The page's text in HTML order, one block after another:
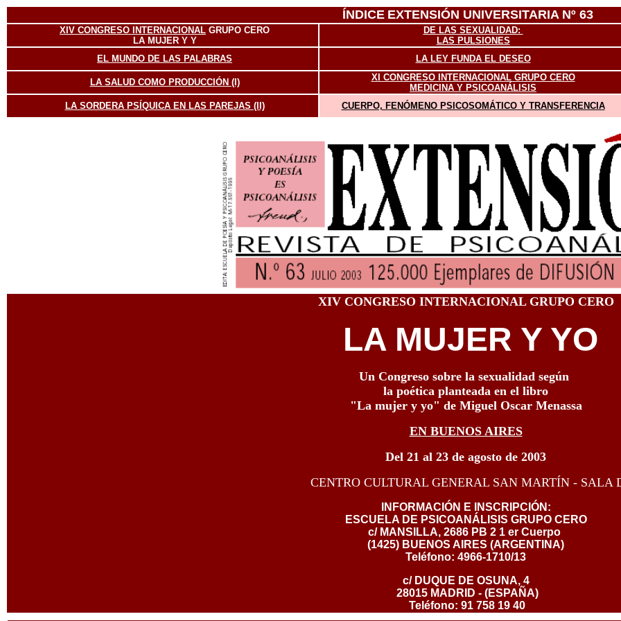
ÍNDICE EXTENSIÓN UNIVERSITARIA Nº 63
XIV CONGRESO INTERNACIONAL GRUPO CERO
LA MUJER Y Y
DE LAS SEXUALIDAD:
LAS PULSIONES
EL MUNDO DE LAS PALABRAS
LA LEY FUNDA EL DESEO
LA SALUD COMO PRODUCCIÓN (I)
XI CONGRESO INTERNACIONAL GRUPO CERO
MEDICINA Y PSICOANÁLISIS
LA SORDERA PSÍQUICA EN LAS PAREJAS (II)
CUERPO, FENÓMENO PSICOSOMÁTICO Y TRANSFERENCIA
XIV CONGRESO INTERNACIONAL GRUPO CERO
LA MUJER Y YO
Un Congreso sobre la sexualidad según
la poética planteada en el libro
"La mujer y yo" de Miguel Oscar Menassa
EN BUENOS AIRES
Del 21 al 23 de agosto de 2003
CENTRO CULTURAL GENERAL SAN MARTÍN - SALA
INFORMACIÓN E INSCRIPCIÓN:
ESCUELA DE PSICOANÁLISIS GRUPO CERO
c/ MANSILLA, 2686 PB 2 1 er Cuerpo
(1425) BUENOS AIRES (ARGENTINA)
Teléfono: 4966-1710/13
c/ DUQUE DE OSUNA, 4
28015 MADRID - (ESPAÑA)
Teléfono: 91 758 19 40